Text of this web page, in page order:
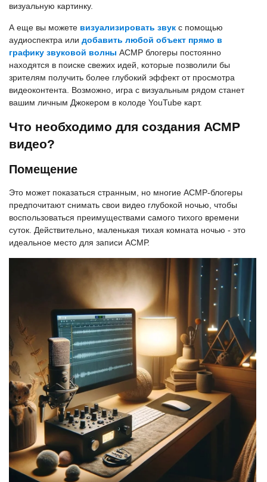
визуальную картинку.
А еще вы можете визуализировать звук с помощью
аудиоспектра или добавить любой объект прямо в
графику звуковой волны АСМР блогеры постоянно
находятся в поиске свежих идей, которые позволили бы
зрителям получить более глубокий эффект от просмотра
видеоконтента. Возможно, игра с визуальным рядом станет
вашим личным Джокером в колоде YouTube карт.
Что необходимо для создания АСМР
видео?
Помещение
Это может показаться странным, но многие АСМР-блогеры
предпочитают снимать свои видео глубокой ночью, чтобы
воспользоваться преимуществами самого тихого времени
суток. Действительно, маленькая тихая комната ночью - это
идеальное место для записи АСМР.